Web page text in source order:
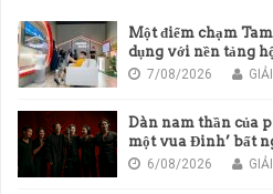
Một điểm chạm
dụng với nền tảng
7/08/2026
Dàn nam thần của
một vua Đinh’ bất
chủ đề của phim
6/08/2026